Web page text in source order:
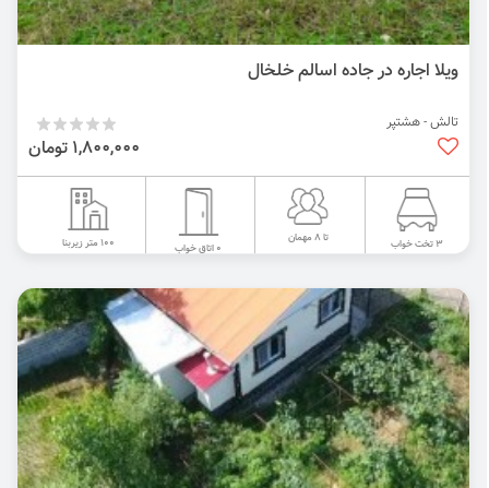
ویلا اجاره در جاده اسالم خلخال
تالش - هشتپر
1,800,000 تومان
3 تخت خواب تا 8 مهمان
0 اتاق خواب 100 متر زیربنا